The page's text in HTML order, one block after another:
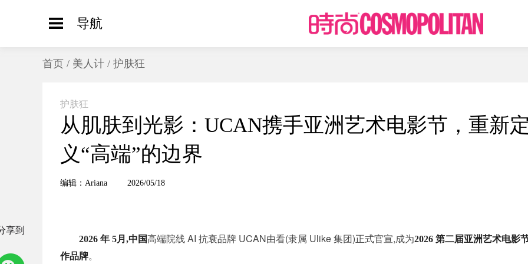
导航
首页 / 美人计 / 护肤狂
护肤狂
从肌肤到光影：UCAN携手亚洲艺术电影节，重新
义“高端”的边界
编辑：Ariana 2026/05/18
2026 年 5月,中国高端院线 AI 抗衰品牌 UCAN由看(隶属 Ulike 集团)正式官宣,成为2026 第二届亚洲艺术电影
作品牌。
享到